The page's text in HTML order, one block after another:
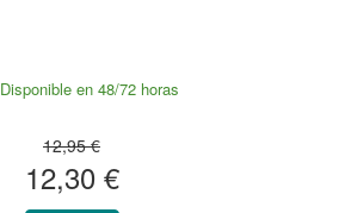
Disponible en 48/72 horas
12,95 €
12,30 €